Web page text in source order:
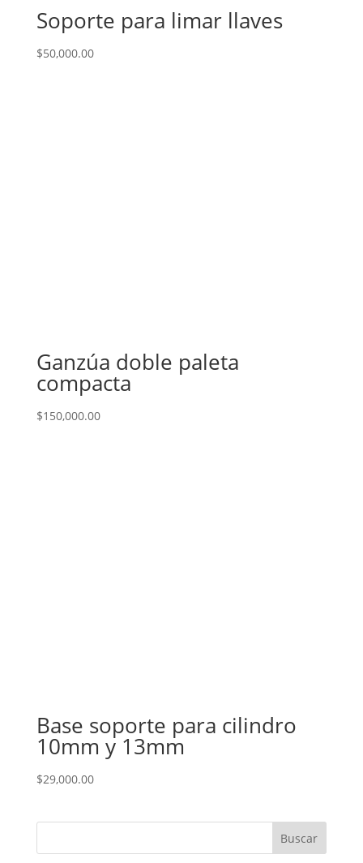
Soporte para limar llaves
$50,000.00
Ganzúa doble paleta
compacta
$150,000.00
Base soporte para cilindro
10mm y 13mm
$29,000.00